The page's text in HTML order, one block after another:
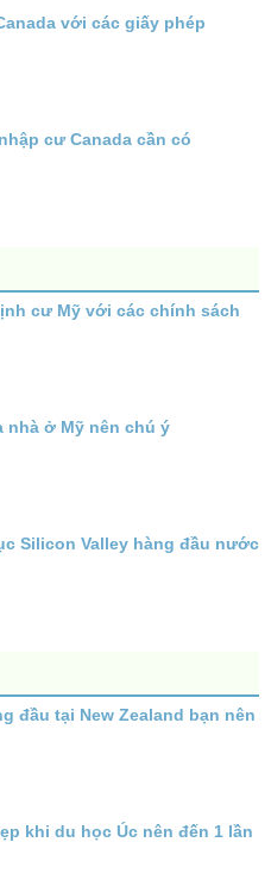
với các giấy phép
cư Canada cần có
cư Mỹ với các chính sách
nhà ở Mỹ nên chú ý
Silicon Valley hàng đầu nước
đầu tại New Zealand bạn nên
khi du học Úc nên đến 1 lần